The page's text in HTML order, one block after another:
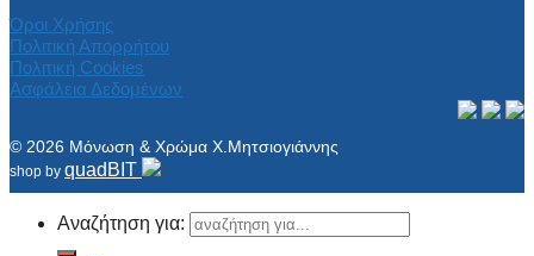
Όροι Χρήσης
Πολιτική Απορρήτου
Πολιτική Cookies
Ασφάλεια Δεδομένων
© 2026 Μόνωση & Χρώμα Χ.Μητσιογιάννης
shop by quadBIT
Αναζήτηση για: